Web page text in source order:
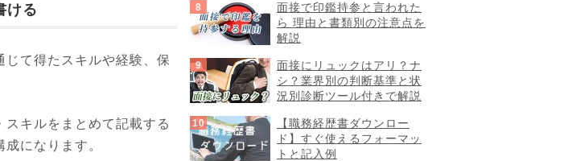
ける
て得たスキルや経験、保
キルをまとめて記載する
になります。
面接で印鑑持参と言われた
ら 理由と書類別の注意点を
解説
面接にリュックはアリ？ナ
シ？業界別の判断基準と状
況別診断ツール付きで解説
【職務経歴書ダウンロー
ド】すぐ使えるフォーマッ
トと記入例